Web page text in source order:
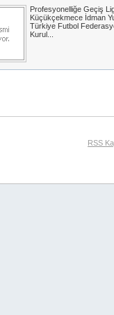
Profesyonelliğe Geçiş
Küçükçekmece İdman
Türkiye Futbol
Kurul...
RSS